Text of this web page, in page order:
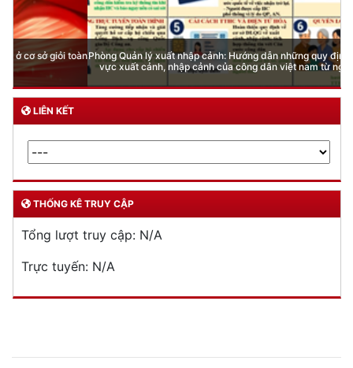
Phòng Quản lý xuất nhập cảnh: Hướng dẫn những quy định mới trong lĩnh
vực xuất cảnh, nhập cảnh của công dân việt nam từ ngày 01/7/2026
LIÊN KẾT
THỐNG KÊ TRUY CẬP
Tổng lượt truy cập: N/A
Trực tuyến: N/A